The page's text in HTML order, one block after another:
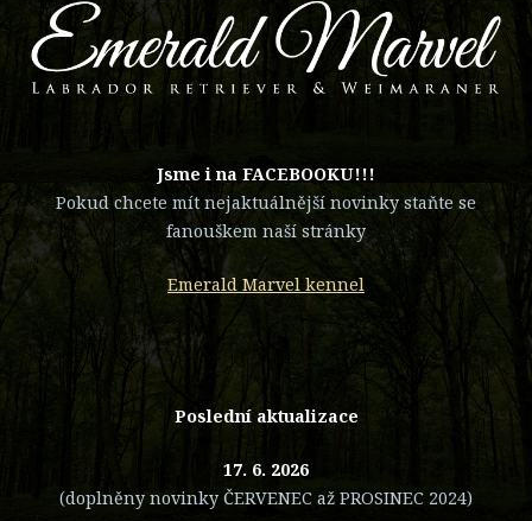
​Jsme i na FACEBOOKU!!!
Pokud chcete mít nejaktuálnější novinky staňte se
fanouškem naší stránky
Emerald Marvel kennel
Poslední aktualizace
17. 6. 2026
(doplněny novinky ČERVENEC až PROSINEC 2024)